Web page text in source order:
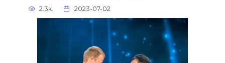
2.3к. 2023-07-02